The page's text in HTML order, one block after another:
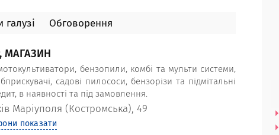
галузі Обговорення
МАГАЗИН
бензопили, комбі та мульти системи,
садові пилососи, бензорізи та підмітальні
в наявності та під замовлення.
Маріуполя (Костромська), 49
показати